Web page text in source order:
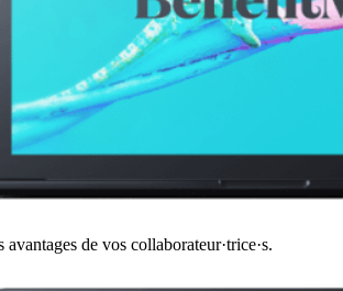
avantages de vos collaborateur·trice·s.